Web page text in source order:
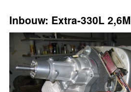
Inbouw: Extra-330L 2,6M